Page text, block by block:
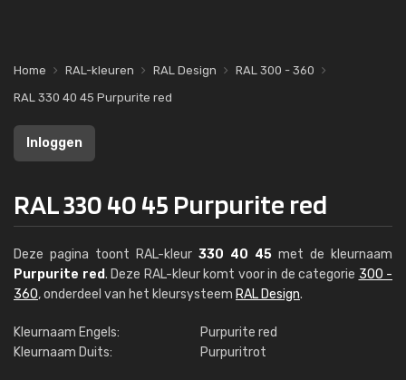
Home RAL-kleuren RAL Design
RAL 300 - 360
RAL 330 40 45 Purpurite red
Inloggen
RAL 330 40 45 Purpurite red
Deze pagina toont RAL-kleur 330 40 45 met de kleurnaam
Purpurite red. Deze RAL-kleur komt voor in de categorie 300 -
360, onderdeel van het kleursysteem RAL Design.
Kleurnaam Engels:
Purpurite red
Kleurnaam Duits:
Purpuritrot